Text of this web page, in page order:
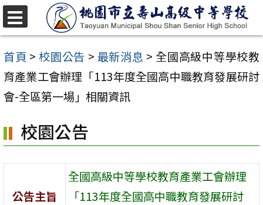
跳
至
主
要
內
區
首頁 > 校園公告 > 最新消息 > 全國高級中等學校教
育產業工會辦理「113年度全國高中職教育發展研討
會-全區第一場」相關資訊
校園公告
公告主旨
全國高級中等學校教育產業工會辦理
「113年度全國高中職教育發展研討
選
單